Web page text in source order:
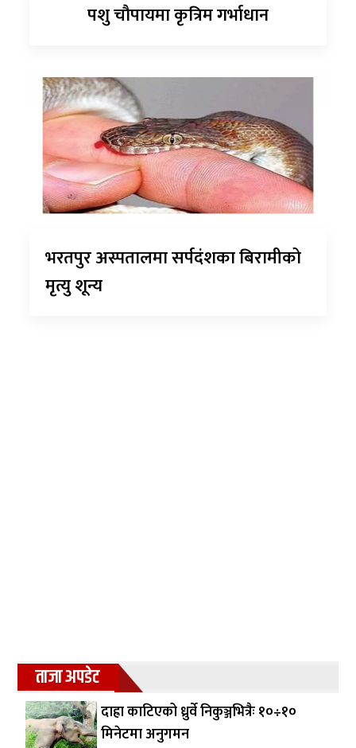
पशु चौपायमा कृत्रिम गर्भाधान
भरतपुर अस्पतालमा सर्पदंशका बिरामीको
मृत्यु शून्य
ताजा अपडेट
दाह्रा काटिएको ध्रुर्वे निकुञ्जभित्रैः १०÷१०
मिनेटमा अनुगमन